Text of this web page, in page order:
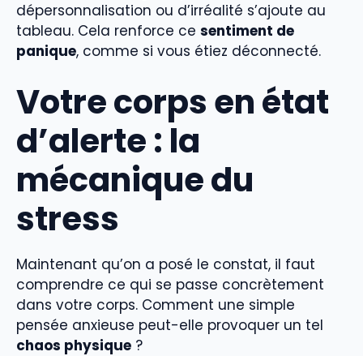
dépersonnalisation ou d’irréalité s’ajoute au
tableau. Cela renforce ce sentiment de
panique, comme si vous étiez déconnecté.
Votre corps en état
d’alerte : la
mécanique du
stress
Maintenant qu’on a posé le constat, il faut
comprendre ce qui se passe concrètement
dans votre corps. Comment une simple
pensée anxieuse peut-elle provoquer un tel
chaos physique ?